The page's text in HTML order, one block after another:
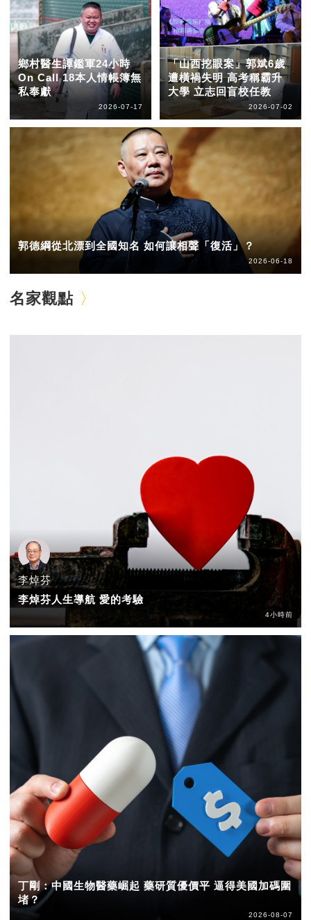
鄉村醫生譚鑑軍24小時
On Call 18本人情帳簿無
私奉獻
2026-07-17
「山西挖眼案」郭斌6歲
遭橫禍失明 高考稱霸升
大學 立志回盲校任教
2026-07-02
郭德綱從北漂到全國知名 如何讓相聲「復活」？
2026-06-18
名家觀點
李焯芬
李焯芬人生導航 愛的考驗
4小時前
丁剛：中國生物醫藥崛起 藥研質優價平 逼得美國加碼圍
堵？
2026-08-07